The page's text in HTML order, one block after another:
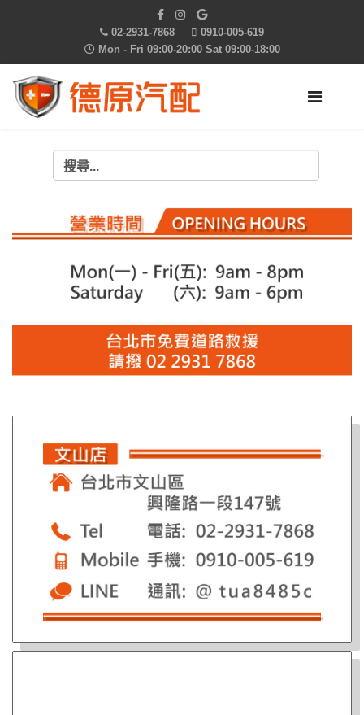
02-2931-7868
0910-005-619
Mon - Fri 09:00-20:00 Sat 09:00-18:00